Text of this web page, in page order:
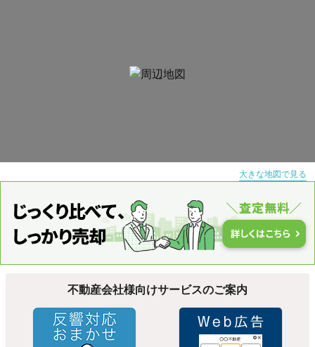
大きな地図で見る
不動産会社様向けサービスのご案内